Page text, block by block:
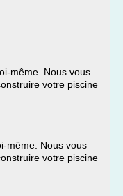
même. Nous vous
votre piscine
même. Nous vous
votre piscine